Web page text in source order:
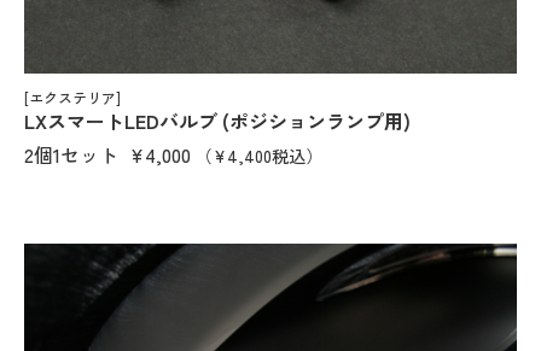
[エクステリア]
LXスマートLEDバルブ (ポジションランプ用)
2個1セット ¥4,000 （¥4,400税込）